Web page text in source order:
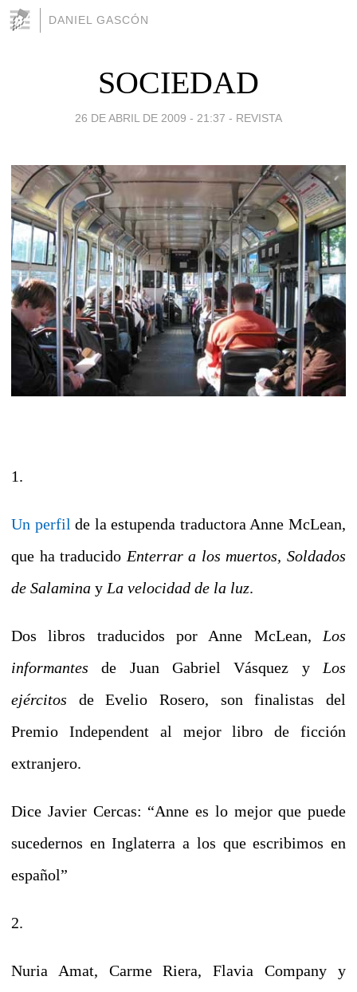
DANIEL GASCÓN
SOCIEDAD
26 DE ABRIL DE 2009 - 21:37 - REVISTA
1.
Un perfil de la estupenda traductora Anne McLean,
que ha traducido Enterrar a los muertos, Soldados
de Salamina y La velocidad de la luz.
Dos libros traducidos por Anne McLean, Los
informantes de Juan Gabriel Vásquez y Los
ejércitos de Evelio Rosero, son finalistas del
Premio Independent al mejor libro de ficción
extranjero.
Dice Javier Cercas: “Anne es lo mejor que puede
sucedernos en Inglaterra a los que escribimos en
español”
2.
Nuria Amat, Carme Riera, Flavia Company y